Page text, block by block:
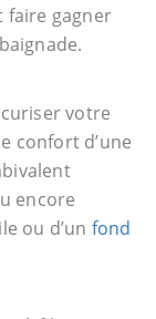
faire gagner
votre
confort d’une
encore
ou d’un fond